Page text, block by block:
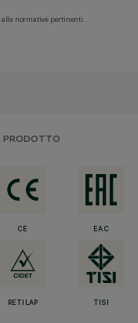
normative pertinenti.
PRODOTTO
CE EAC
RETILAP TISI